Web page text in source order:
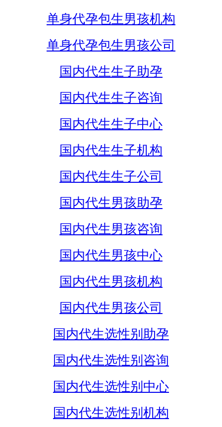
单身代孕包生男孩机构
单身代孕包生男孩公司
国内代生生子助孕
国内代生生子咨询
国内代生生子中心
国内代生生子机构
国内代生生子公司
国内代生男孩助孕
国内代生男孩咨询
国内代生男孩中心
国内代生男孩机构
国内代生男孩公司
国内代生选性别助孕
国内代生选性别咨询
国内代生选性别中心
国内代生选性别机构